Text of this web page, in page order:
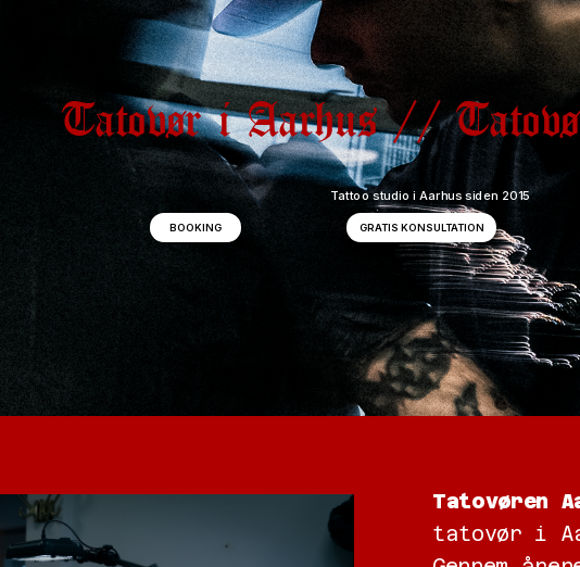
GRATIS KONSULTATION
BOOKING
Tatovør i Aarhus //
Tattoo studio i Aarhus siden 2015
Tatovøren
tatovør i